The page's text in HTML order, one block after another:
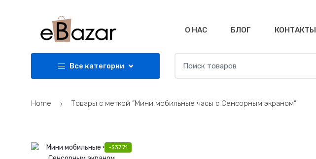
О НАС БЛОГ КОНТАКТЫ
Все категории
for:
Home Товары с меткой “Мини мобильные часы с Сенсорным экраном”
-$37.71